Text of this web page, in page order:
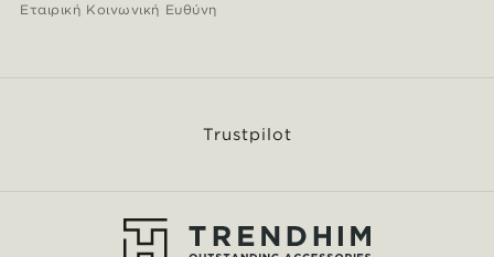
Εταιρική Κοινωνική Ευθύνη
Trustpilot